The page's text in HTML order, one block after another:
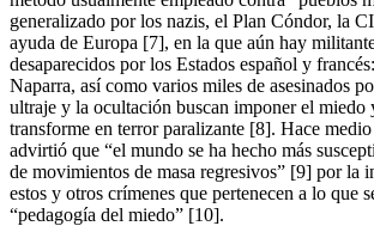
generalizado por los nazis, el Plan Cóndor, la
ayuda de Europa [7], en la que aún hay
desaparecidos por los Estados español y
Naparra, así como varios miles de asesinados
ultraje y la ocultación buscan imponer el miedo
transforme en terror paralizante [8]. Hace
advirtió que “el mundo se ha hecho más
de movimientos de masa regresivos” [9] por la
estos y otros crímenes que pertenecen a lo que
“pedagogía del miedo” [10].